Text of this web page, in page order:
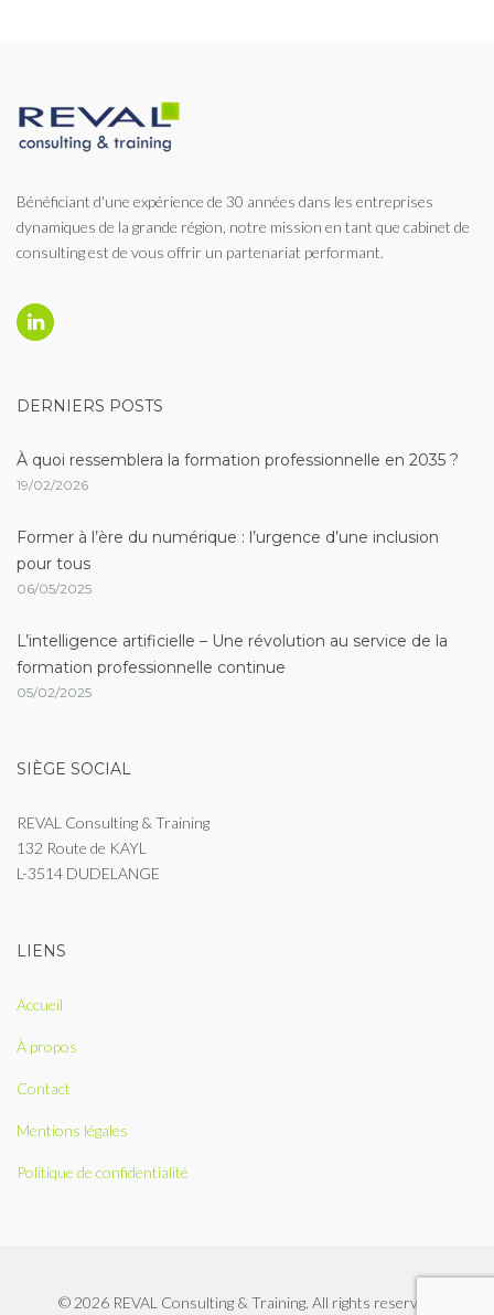
Bénéficiant d'une expérience de 30 années dans les entreprises
dynamiques de la grande région, notre mission en tant que cabinet de
consulting est de vous offrir un partenariat performant.
DERNIERS POSTS
À quoi ressemblera la formation professionnelle en 2035 ?
19/02/2026
Former à l’ère du numérique : l’urgence d’une inclusion
pour tous
06/05/2025
L’intelligence artificielle – Une révolution au service de la
formation professionnelle continue
05/02/2025
SIÈGE SOCIAL
REVAL Consulting & Training
132 Route de KAYL
L-3514 DUDELANGE
LIENS
Accueil
À propos
Contact
Mentions légales
Politique de confidentialité
© 2026 REVAL Consulting & Training. All rights reserved.